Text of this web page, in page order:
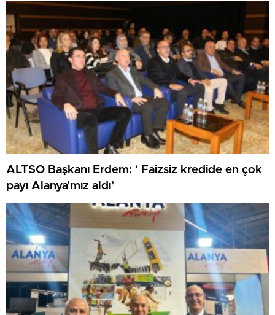
ALTSO Başkanı Erdem: ‘ Faizsiz kredide en çok
payı Alanya’mız aldı’